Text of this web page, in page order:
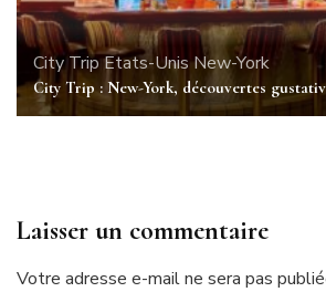
City Trip Etats-Unis New-York
City Trip : New-York, découvertes
Laisser un commentaire
Votre adresse e-mail ne sera pas